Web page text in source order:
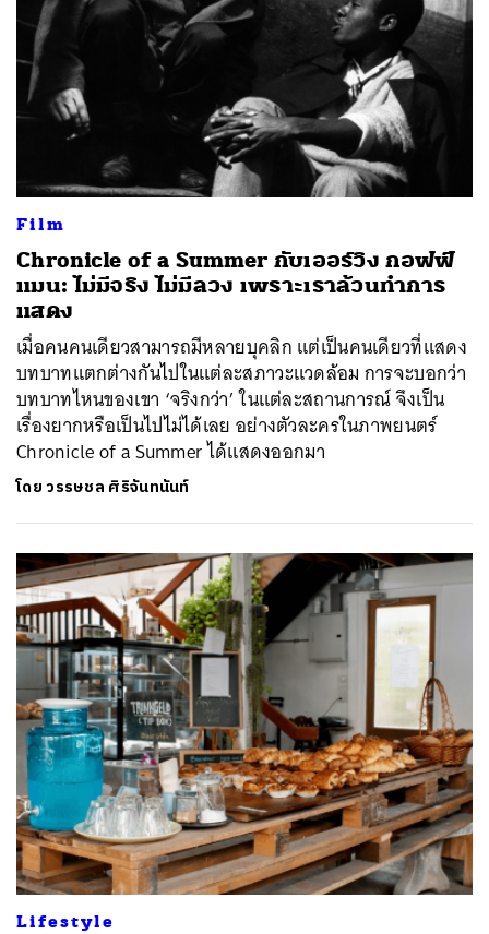
Film
Chronicle of a Summer กับเออร์วิง กอฟฟ์
แมน: ไม่มีจริง ไม่มีลวง เพราะเราล้วนทำการ
แสดง
เมื่อคนคนเดียวสามารถมีหลายบุคลิก แต่เป็นคนเดียวที่แสดง
บทบาทแตกต่างกันไปในแต่ละสภาวะแวดล้อม การจะบอกว่า
บทบาทไหนของเขา ‘จริงกว่า’ ในแต่ละสถานการณ์ จึงเป็น
เรื่องยากหรือเป็นไปไม่ได้เลย อย่างตัวละครในภาพยนตร์
Chronicle of a Summer ได้แสดงออกมา
โดยวรรษชล ศิริจันทนันท์
Lifestyle